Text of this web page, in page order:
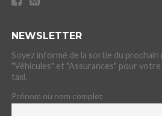
NEWSLETTER
Soyez informé de la sortie du prochain
"Véhicules" et "Assurances" pour
taxi.
Prénom ou nom complet